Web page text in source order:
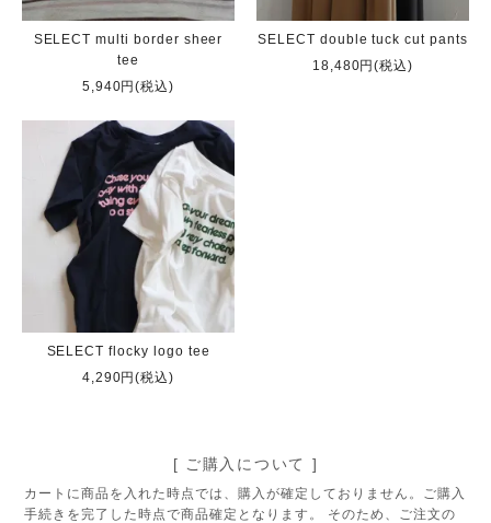
SELECT multi border sheer
tee
5,940円(税込)
SELECT double tuck cut pants
18,480円(税込)
SELECT flocky logo tee
4,290円(税込)
[ ご購入について ]
カートに商品を入れた時点では、購入が確定しておりません。ご購入
手続きを完了した時点で商品確定となります。 そのため、ご注文の